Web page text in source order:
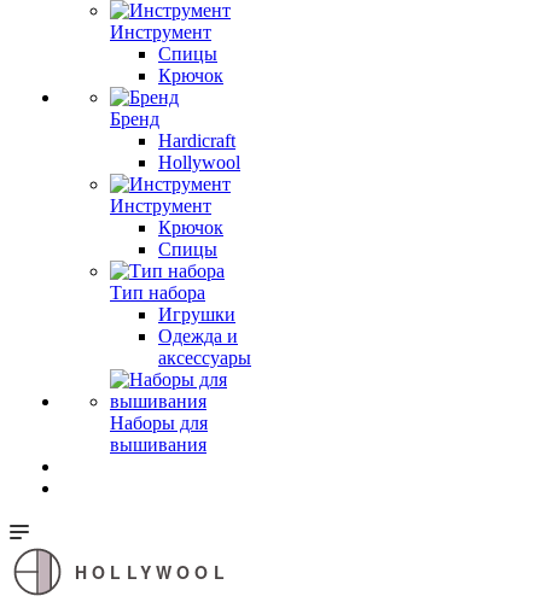
Инструмент
Спицы
Крючок
Бренд
Hardicraft
Hollywool
Инструмент
Крючок
Спицы
Тип набора
Игрушки
Одежда и
аксессуары
Наборы для
вышивания
HOLLYWOOL